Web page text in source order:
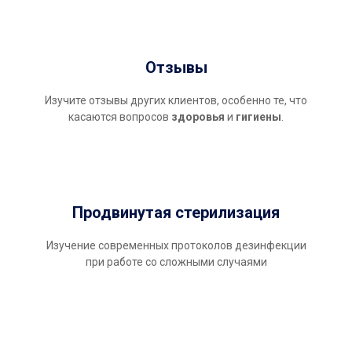
Отзывы
Изучите отзывы других клиентов, особенно те, что
касаются вопросов здоровья и гигиены
Продвинутая стерилизация
Изучение современных протоколов дезинфекции
при работе со сложными случаями